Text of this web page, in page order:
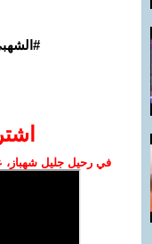
في رحيل جليل شهباز،